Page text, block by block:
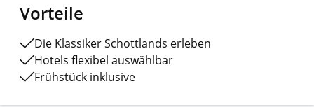
Vorteile
Die Klassiker Schottlands erleben
Hotels flexibel auswählbar
Frühstück inklusive